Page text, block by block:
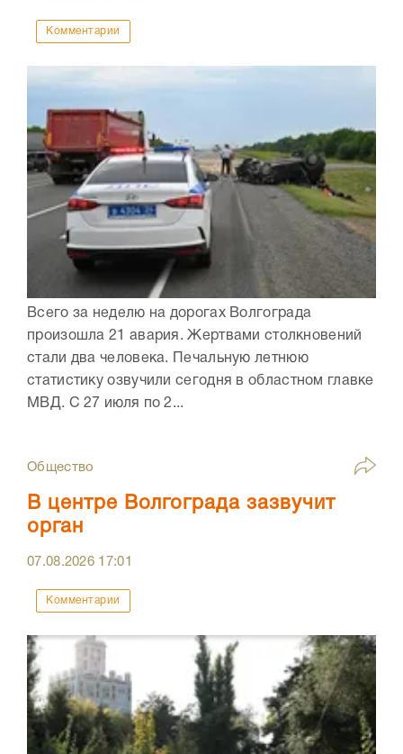
Комментарии
Всего за неделю на дорогах Волгограда
произошла 21 авария. Жертвами столкновений
стали два человека. Печальную летнюю
статистику озвучили сегодня в областном главке
МВД. С 27 июля по 2...
Общество
В центре Волгограда зазвучит
орган
07.08.2026 17:01
Комментарии